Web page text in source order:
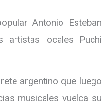
Antonio Esteban
artistas locales Puchi
argentino que luego
musicales vuelca su